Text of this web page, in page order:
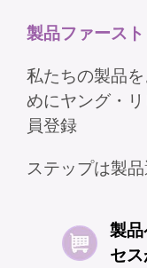
製品ファースト​​
私たちの製品
めにヤング・
員登録​
ステップは製品
製
セ